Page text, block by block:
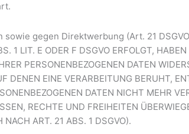
gegen Direktwerbung (Art. 21
1 LIT. E ODER F DSGVO ERFOLGT,
PERSONENBEZOGENEN DATEN
DENEN EINE VERARBEITUNG BERUHT,
DATEN NICHT MEHR
RECHTE UND FREIHEITEN
ART. 21 ABS. 1 DSGVO).